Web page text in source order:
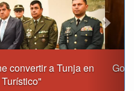
revisan 120 proyectos
a $385.000 millones